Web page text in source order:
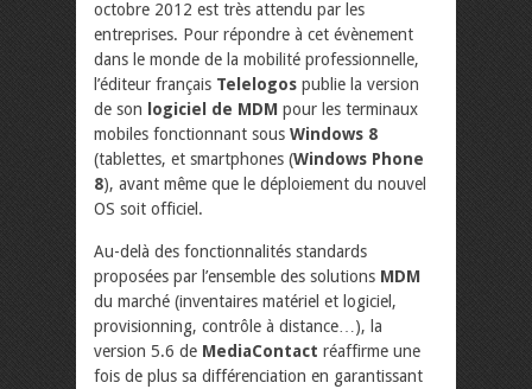
octobre 2012 est très attendu par les
entreprises. Pour répondre à cet évènement
dans le monde de la mobilité professionnelle,
l’éditeur français Telelogos publie la version
de son
logiciel de MDM pour les terminaux
mobiles fonctionnant sous Windows 8
(tablettes, et smartphones (Windows Phone
8), avant même que le déploiement du nouvel
OS soit officiel.
Au-delà des fonctionnalités standards
proposées par l’ensemble des solutions MDM
du marché (inventaires matériel et logiciel,
provisionning, contrôle à distance…), la
version 5.6 de MediaContact réaffirme une
fois de plus sa différenciation en garantissant